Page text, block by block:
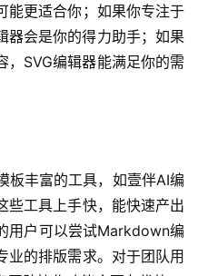
能更适合你；如果你专注于
会是你的得力助手；如果
，SVG编辑器能满足你的需
板丰富的工具，如壹伴AI编
些工具上手快，能快速产出
用户可以尝试Markdown编
业的排版需求。对于团队用